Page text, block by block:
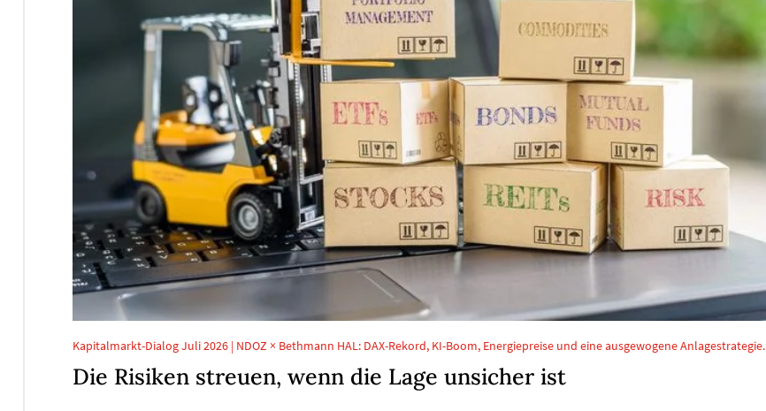
Kapitalmarkt-Dialog Juli 2026 | NDOZ × Bethmann HAL: DAX-Rekord, KI-Boom, Energiepreise und eine ausgewogene Anlagestrategie.
Die Risiken streuen, wenn die Lage unsicher ist